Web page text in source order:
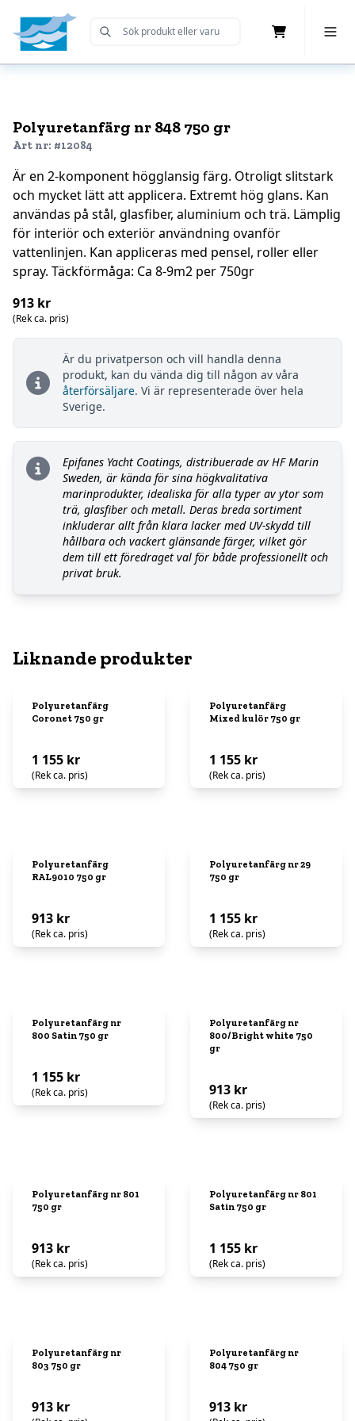
Home Submit Search
Polyuretanfärg nr 848 750 gr
Art nr: #12084
Är en 2-komponent högglansig färg. Otroligt slitstark
och mycket lätt att applicera. Extremt hög glans. Kan
användas på stål, glasfiber, aluminium och trä. Lämplig
för interiör och exteriör användning ovanför
vattenlinjen. Kan appliceras med pensel, roller eller
spray. Täckförmåga: Ca 8-9m2 per 750gr
913 kr
(Rek ca. pris)
Är du privatperson och vill handla denna
produkt, kan du vända dig till någon av våra
återförsäljare. Vi är representerade över hela
Sverige.
Epifanes Yacht Coatings, distribuerade av HF Marin
Sweden, är kända för sina högkvalitativa
marinprodukter, idealiska för alla typer av ytor som
trä, glasfiber och metall. Deras breda sortiment
inkluderar allt från klara lacker med UV-skydd till
hållbara och vackert glänsande färger, vilket gör
dem till ett föredraget val för både professionellt och
privat bruk.
Liknande produkter
Polyuretanfärg
Coronet 750 gr
1 155 kr
(Rek ca. pris)
Polyuretanfärg
Mixed kulör 750 gr
1 155 kr
(Rek ca. pris)
Polyuretanfärg
RAL9010 750 gr
913 kr
(Rek ca. pris)
Polyuretanfärg nr 29
750 gr
1 155 kr
(Rek ca. pris)
Polyuretanfärg nr
800 Satin 750 gr
1 155 kr
(Rek ca. pris)
Polyuretanfärg nr
800/Bright white 750
gr
913 kr
(Rek ca. pris)
Polyuretanfärg nr 801
750 gr
913 kr
(Rek ca. pris)
Polyuretanfärg nr 801
Satin 750 gr
1 155 kr
(Rek ca. pris)
Polyuretanfärg nr
803 750 gr
913 kr
Polyuretanfärg nr
804 750 gr
913 kr